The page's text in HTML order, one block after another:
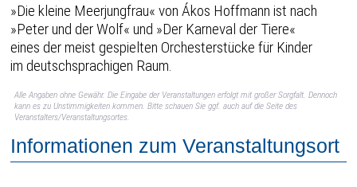
»Die kleine Meerjungfrau« von Ákos Hoffmann ist nach
»Peter und der Wolf« und »Der Karneval der Tiere«
eines der meist gespielten Orchesterstücke für Kinder
im deutschsprachigen Raum.
Alle Angaben ohne Gewähr. Die Eingabe der Veranstaltungen erfolgt mit großer Sorgfalt. Dennoch
kann es zu Unstimmigkeiten kommen. Bitte schauen Sie ggf. auch auf die Seite des
Veranstalters/Veranstaltungsortes.
Informationen zum Veranstaltungsort